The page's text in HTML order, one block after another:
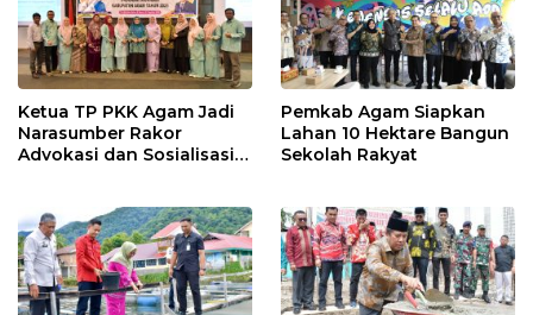
Ketua TP PKK Agam Jadi
Narasumber Rakor
Advokasi dan Sosialisasi
Pemkab Agam Siapkan
Lahan 10 Hektare Bangun
Sekolah Rakyat